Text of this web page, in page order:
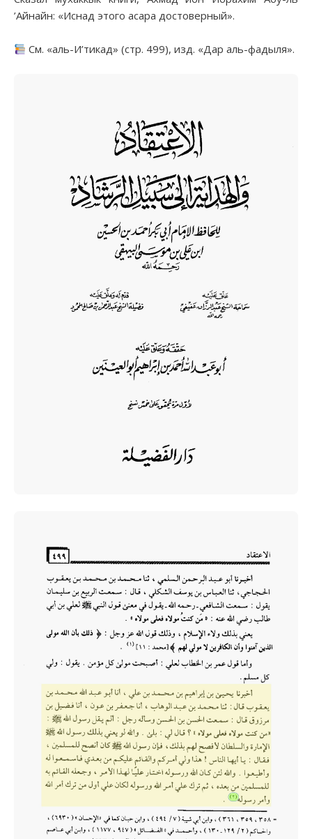
’Айнайн: «Иснад этого асара достоверный».
См. «аль-И’тикад» (стр. 499), изд. «Дар аль-фадыля».